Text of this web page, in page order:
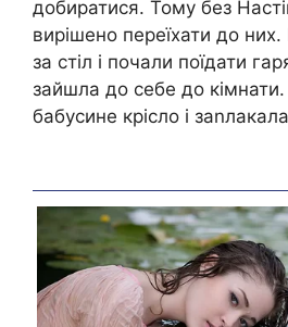
добиратися. Тому без
вирішено переїхати до них.
за стіл і почали поїдати
зайшла до себе до кімнати.
бабусине крісло і